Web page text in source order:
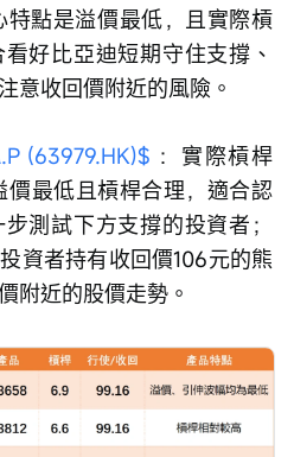
點是溢價最低，且實際槓
好比亞迪短期守住支撐、
意收回價附近的風險。
(63979.HK)$ ：實際槓桿
價最低且槓桿合理，適合認
測試下方支撐的投資者；
資者持有收回價106元的熊
附近的股價走勢。